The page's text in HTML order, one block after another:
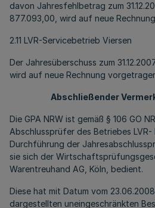
davon Jahresfehlbetrag zum
877.093,00, wird auf neue
2.11 LVR-Servicebetrieb Viersen
Der Jahresüberschuss zum
wird auf neue Rechnung
Abschließender
Die GPA NRW ist gemäß § 106 GO
Abschlussprüfer des Betriebes LVR-
Durchführung der
sie sich der
Warentreuhand AG, Köln, bedient.
Diese hat mit Datum vom
dargestellten uneingeschränkten